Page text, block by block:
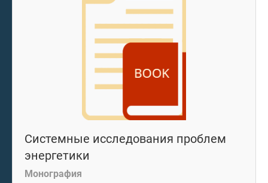
Системные исследования проблем
энергетики
Монография